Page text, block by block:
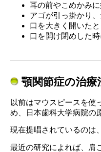
耳の前やこめかみ
アゴが引っ掛かり
口を大きく開いた
口を開け閉めした
顎関節症の治療
以前はマウスピースを使
め、日本歯科大学病院の
現在提唱されているのは
最近の研究によれば、肩